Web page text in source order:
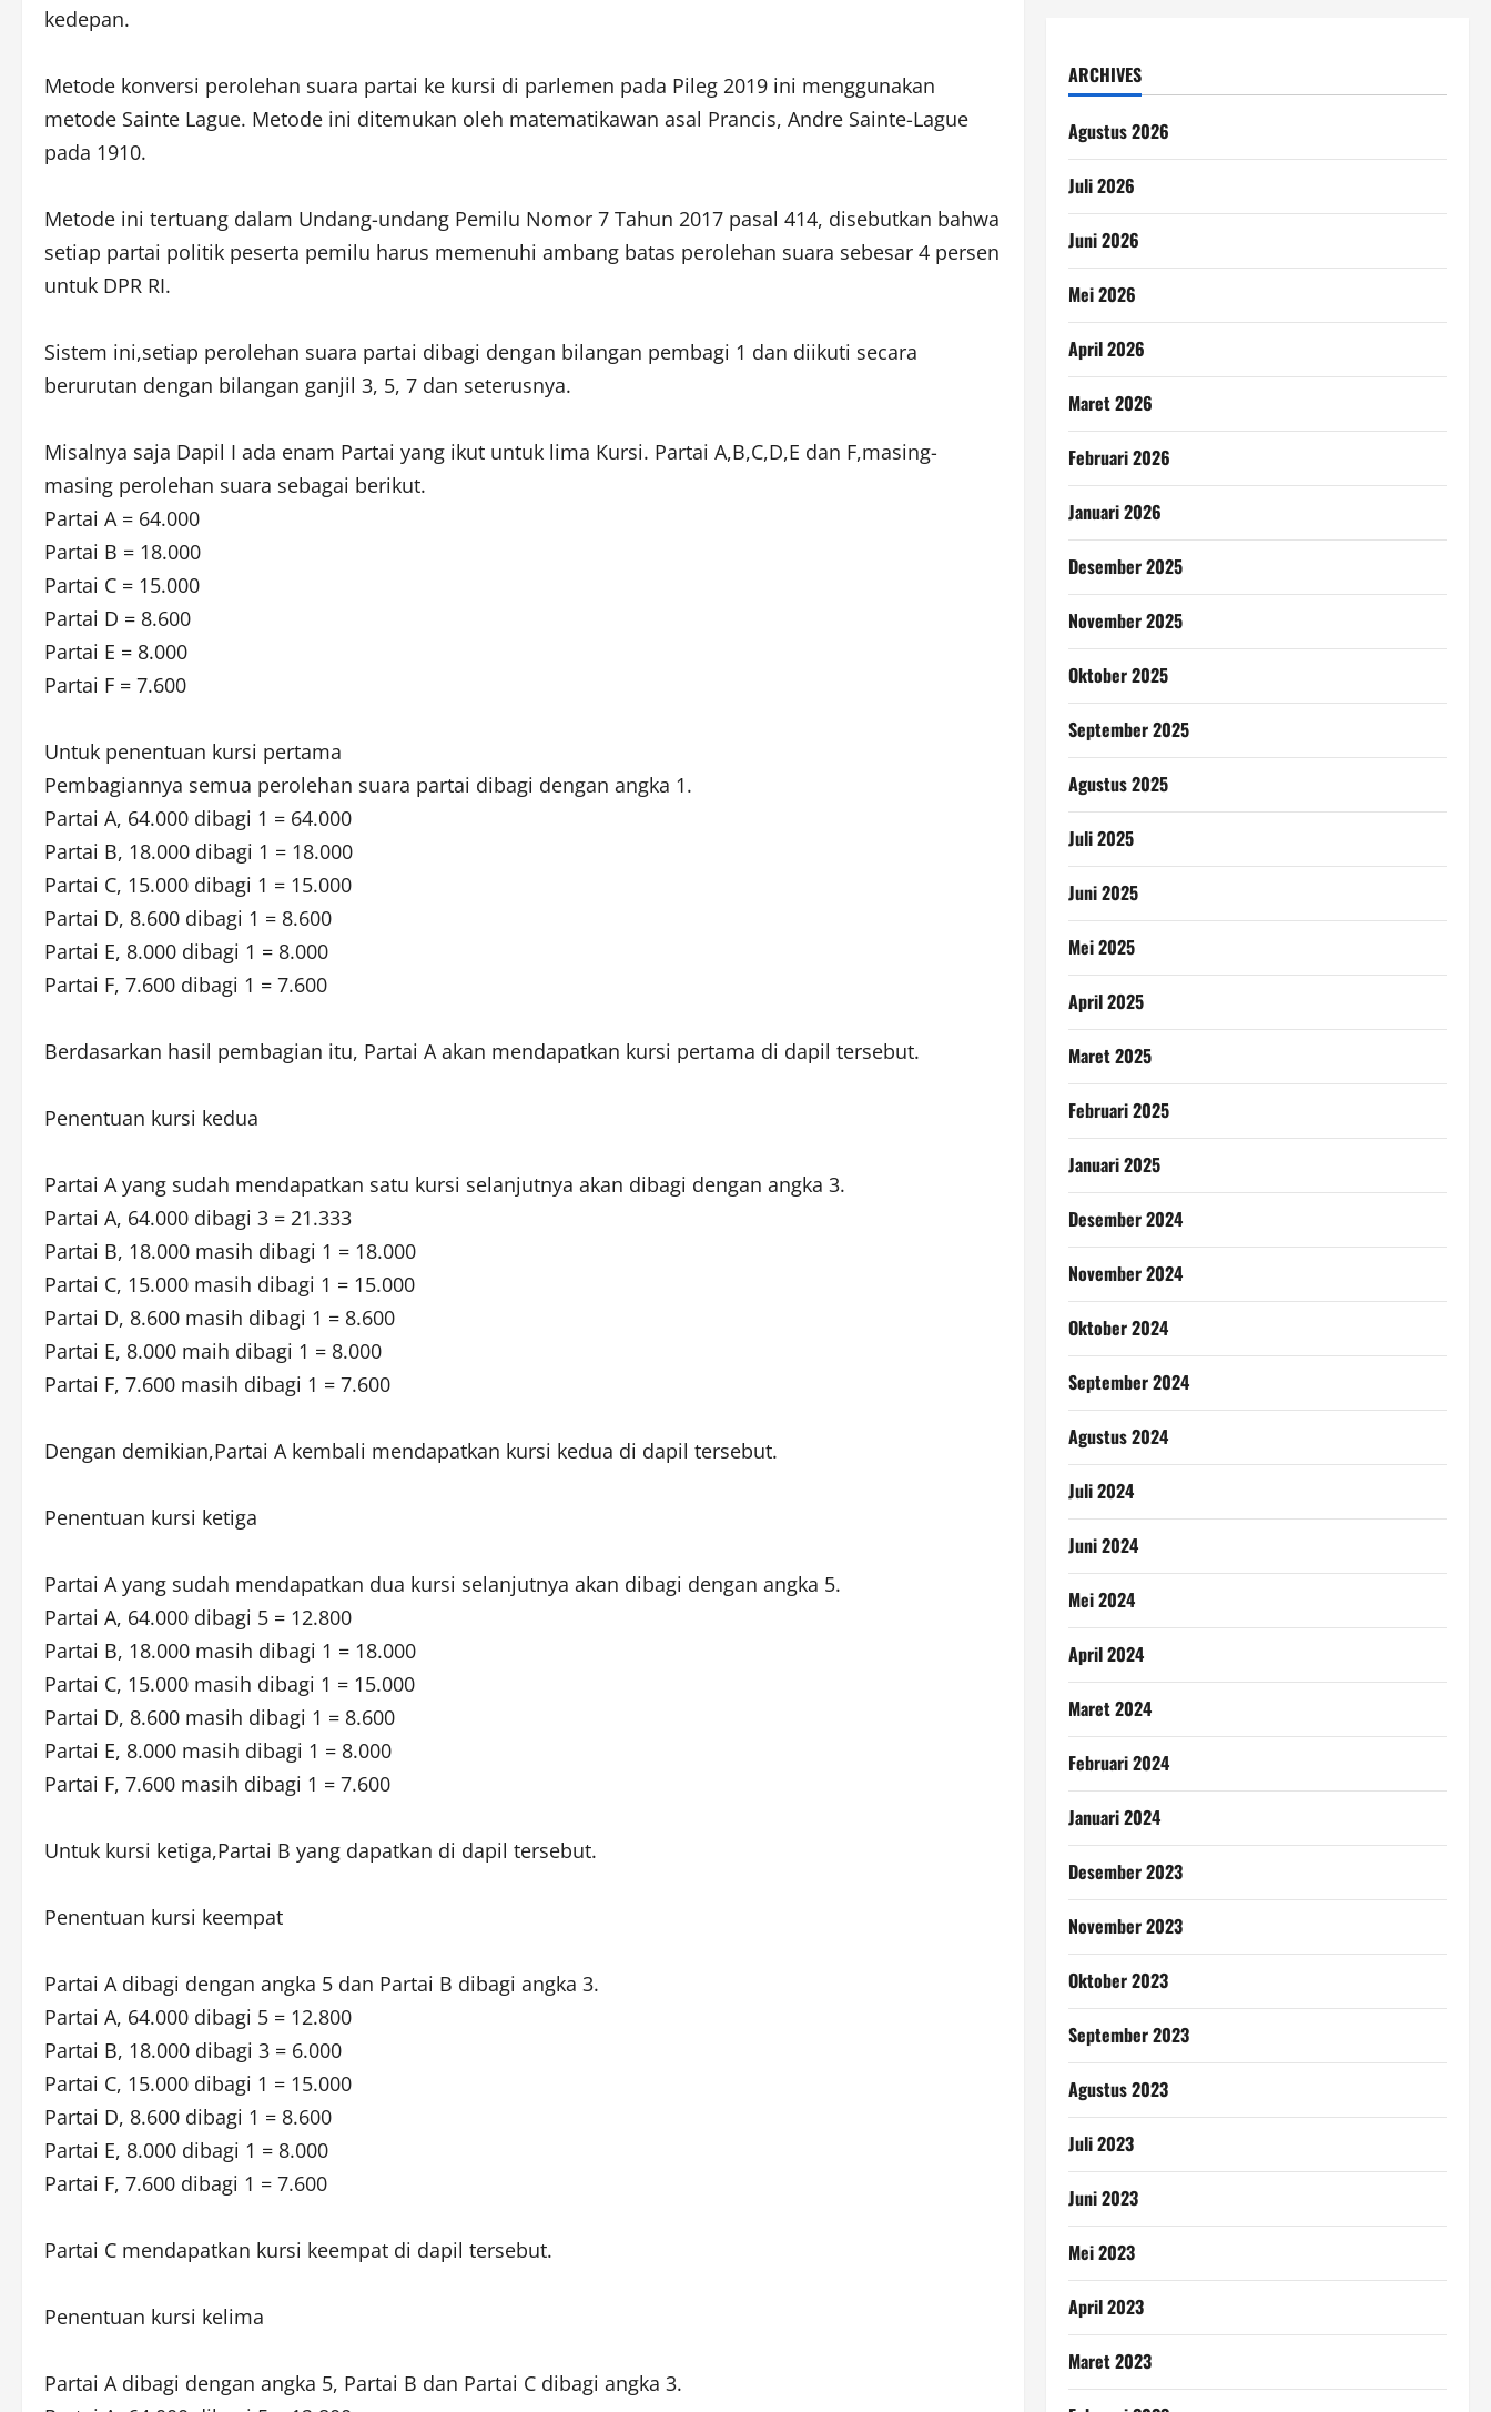
kedepan.
Metode konversi perolehan suara partai ke kursi di parlemen pada Pileg 2019 ini menggunakan
metode Sainte Lague. Metode ini ditemukan oleh matematikawan asal Prancis, Andre Sainte-Lague
pada 1910.
Metode ini tertuang dalam Undang-undang Pemilu Nomor 7 Tahun 2017 pasal 414, disebutkan bahwa
setiap partai politik peserta pemilu harus memenuhi ambang batas perolehan suara sebesar 4 persen
untuk DPR RI.
Sistem ini,setiap perolehan suara partai dibagi dengan bilangan pembagi 1 dan diikuti secara
berurutan dengan bilangan ganjil 3, 5, 7 dan seterusnya.
Misalnya saja Dapil I ada enam Partai yang ikut untuk lima Kursi. Partai A,B,C,D,E dan F,masing-
masing perolehan suara sebagai berikut.
Partai A = 64.000
Partai B = 18.000
Partai C = 15.000
Partai D = 8.600
Partai E = 8.000
Partai F = 7.600
Untuk penentuan kursi pertama
Pembagiannya semua perolehan suara partai dibagi dengan angka 1.
Partai A, 64.000 dibagi 1 = 64.000
Partai B, 18.000 dibagi 1 = 18.000
Partai C, 15.000 dibagi 1 = 15.000
Partai D, 8.600 dibagi 1 = 8.600
Partai E, 8.000 dibagi 1 = 8.000
Partai F, 7.600 dibagi 1 = 7.600
Berdasarkan hasil pembagian itu, Partai A akan mendapatkan kursi pertama di dapil tersebut.
Penentuan kursi kedua
Partai A yang sudah mendapatkan satu kursi selanjutnya akan dibagi dengan angka 3.
Partai A, 64.000 dibagi 3 = 21.333
Partai B, 18.000 masih dibagi 1 = 18.000
Partai C, 15.000 masih dibagi 1 = 15.000
Partai D, 8.600 masih dibagi 1 = 8.600
Partai E, 8.000 maih dibagi 1 = 8.000
Partai F, 7.600 masih dibagi 1 = 7.600
Dengan demikian,Partai A kembali mendapatkan kursi kedua di dapil tersebut.
Penentuan kursi ketiga
Partai A yang sudah mendapatkan dua kursi selanjutnya akan dibagi dengan angka 5.
Partai A, 64.000 dibagi 5 = 12.800
Partai B, 18.000 masih dibagi 1 = 18.000
Partai C, 15.000 masih dibagi 1 = 15.000
Partai D, 8.600 masih dibagi 1 = 8.600
Partai E, 8.000 masih dibagi 1 = 8.000
Partai F, 7.600 masih dibagi 1 = 7.600
Untuk kursi ketiga,Partai B yang dapatkan di dapil tersebut.
Penentuan kursi keempat
Partai A dibagi dengan angka 5 dan Partai B dibagi angka 3.
Partai A, 64.000 dibagi 5 = 12.800
Partai B, 18.000 dibagi 3 = 6.000
Partai C, 15.000 dibagi 1 = 15.000
Partai D, 8.600 dibagi 1 = 8.600
Partai E, 8.000 dibagi 1 = 8.000
Partai F, 7.600 dibagi 1 = 7.600
Partai C mendapatkan kursi keempat di dapil tersebut.
Penentuan kursi kelima
Partai A dibagi dengan angka 5, Partai B dan Partai C dibagi angka 3.
ARCHIVES
Agustus 2026
Juli 2026
Juni 2026
Mei 2026
April 2026
Maret 2026
Februari 2026
Januari 2026
Desember 2025
November 2025
Oktober 2025
September 2025
Agustus 2025
Juli 2025
Juni 2025
Mei 2025
April 2025
Maret 2025
Februari 2025
Januari 2025
Desember 2024
November 2024
Oktober 2024
September 2024
Agustus 2024
Juli 2024
Juni 2024
Mei 2024
April 2024
Maret 2024
Februari 2024
Januari 2024
Desember 2023
November 2023
Oktober 2023
September 2023
Agustus 2023
Juli 2023
Juni 2023
Mei 2023
April 2023
Maret 2023